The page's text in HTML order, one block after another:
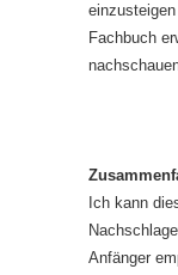
Fachbuch
Ich kann
Anfänger